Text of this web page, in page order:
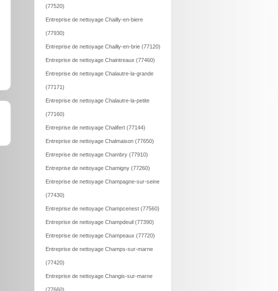
(77520)
Entreprise de nettoyage Chailly-en-biere
(77930)
Entreprise de nettoyage Chailly-en-brie (77120)
Entreprise de nettoyage Chaintreaux (77460)
Entreprise de nettoyage Chalautre-la-grande
(77171)
Entreprise de nettoyage Chalautre-la-petite
(77160)
Entreprise de nettoyage Chalifert (77144)
Entreprise de nettoyage Chalmaison (77650)
Entreprise de nettoyage Chambry (77910)
Entreprise de nettoyage Chamigny (77260)
Entreprise de nettoyage Champagne-sur-seine
(77430)
Entreprise de nettoyage Champcenest (77560)
Entreprise de nettoyage Champdeuil (77390)
Entreprise de nettoyage Champeaux (77720)
Entreprise de nettoyage Champs-sur-marne
(77420)
Entreprise de nettoyage Changis-sur-marne
(77660)